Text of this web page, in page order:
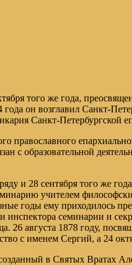
того же года,
он возглавил Санкт-
Санкт-Петербургской
православного
с образовательной
и 28 сентября того же
учителем
годы ему приходилось
семинарии и
августа 1878 году,
с именем Сергий, а 24
в Святых Вратах